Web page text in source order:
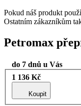
Pokud náš produkt
Ostatním zákazníkům
Petromax
do 7 dnů u Vás
1 136 Kč
Koupit